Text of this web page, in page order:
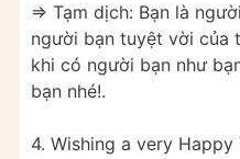
=> Tạm dịch: Bạn là
người bạn tuyệt vời của
khi có người bạn như
bạn nhé!.
4. Wishing a very Happy